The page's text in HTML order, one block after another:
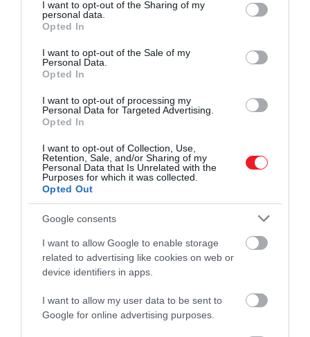
not limited to your visit or usage behaviour. You may click to
grant or deny consent to Google and its third-party tags to
use your data for below specified purposes in below Google
consent section.
I want to opt-out of the Sharing of my
personal data.
Opted In
I want to opt-out of the Sale of my
Personal Data.
Opted In
I want to opt-out of processing my
Personal Data for Targeted Advertising.
Opted In
I want to opt-out of Collection, Use,
Retention, Sale, and/or Sharing of my
Personal Data that Is Unrelated with the
Purposes for which it was collected.
Opted Out
Google consents
I want to allow Google to enable storage
related to advertising like cookies on web or
device identifiers in apps.
I want to allow my user data to be sent to
Google for online advertising purposes.
​Francis Duncan: Gyilkosság karácsonyra